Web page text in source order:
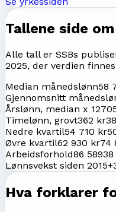
Tallene side
Alle tall er SSBs
2025, der verdien
Median månedslønn58
Gjennomsnitt
Årslønn, median x 12
Timelønn, grovt362 kr
Nedre kvartil54 710 kr
Øvre kvartil62 930 kr74
Arbeidsforhold86 58938
Lønnsvekst siden 2015
Hva forklarer